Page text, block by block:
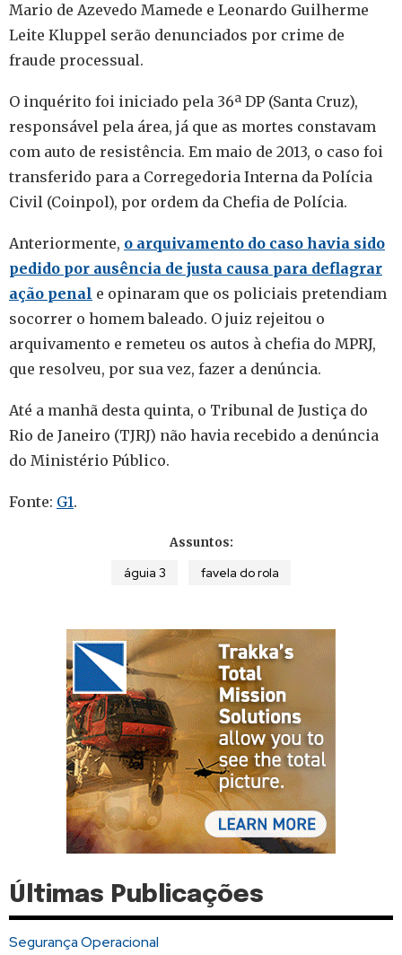
Mario de Azevedo Mamede e Leonardo Guilherme
Leite Kluppel serão denunciados por crime de
fraude processual.
O inquérito foi iniciado pela 36ª DP (Santa Cruz),
responsável pela área, já que as mortes constavam
com auto de resistência. Em maio de 2013, o caso foi
transferido para a Corregedoria Interna da Polícia
Civil (Coinpol), por ordem da Chefia de Polícia.
Anteriormente, o arquivamento do caso havia sido
pedido por ausência de justa causa para deflagrar
ação penal e opinaram que os policiais pretendiam
socorrer o homem baleado. O juiz rejeitou o
arquivamento e remeteu os autos à chefia do MPRJ,
que resolveu, por sua vez, fazer a denúncia.
Até a manhã desta quinta, o Tribunal de Justiça do
Rio de Janeiro (TJRJ) não havia recebido a denúncia
do Ministério Público.
Fonte: G1.
Assuntos:
águia 3 favela do rola
Últimas Publicações
Segurança Operacional